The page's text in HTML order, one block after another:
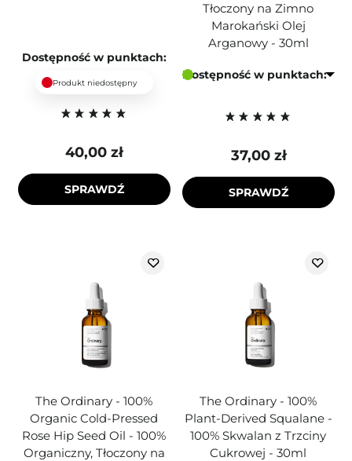
Dostępność w punktach:
Produkt niedostępny
40,00 zł
SPRAWDŹ
Tłoczony na Zimno
Marokański Olej
Arganowy - 30ml
Dostępność w punktach:
37,00 zł
SPRAWDŹ
The Ordinary - 100%
Organic Cold-Pressed
Rose Hip Seed Oil - 100%
Organiczny, Tłoczony na
The Ordinary - 100%
Plant-Derived Squalane -
100% Skwalan z Trzciny
Cukrowej - 30ml